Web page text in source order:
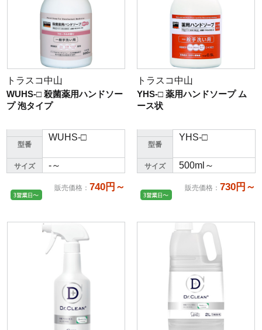
トラスコ中山
WUHS-□ 殺菌薬用ハンドソー
プ 泡タイプ
型番
WUHS-□
サイズ -～
販売価格 ： 740円～
トラスコ中山
YHS-□ 薬用ハンドソープ ム
ース状
型番
YHS-□
サイズ 500ml～
販売価格 ： 730円～